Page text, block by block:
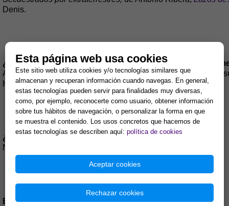
Denis.
¿Qué requisitos debe reunir un investigador de los
Aparte de una gran fortaleza y valentía, lo más importante es
HONESTIDAD.
¿Fue la astrología la puerta de entrada a su curiosidad?
No. Fueron los ovnis.
Explíquenos qué es la lectura kármica de la carta astral.
Esta página web usa cookies
Este sitio web utiliza cookies y/o tecnologías similares que
almacenan y recuperan información cuando navegas. En general,
estas tecnologías pueden servir para finalidades muy diversas,
como, por ejemplo, reconocerte como usuario, obtener información
sobre tus hábitos de navegación, o personalizar la forma en que
se muestra el contenido. Los usos concretos que hacemos de
estas tecnologías se describen aquí: política de cookies
Aceptar cookies
Rechazar cookies